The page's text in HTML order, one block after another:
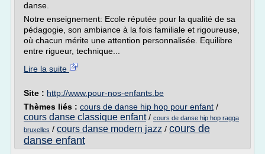
danse.
Notre enseignement: Ecole réputée pour la qualité de sa
pédagogie, son ambiance à la fois familiale et rigoureuse,
où chacun mérite une attention personnalisée. Equilibre
entre rigueur, technique...
Lire la suite
Site : http://www.pour-nos-enfants.be
Thèmes liés : cours de danse hip hop pour enfant /
cours danse classique enfant/ cours de danse hip hop ragga
bruxelles / cours danse modern jazz / cours de
danse enfant